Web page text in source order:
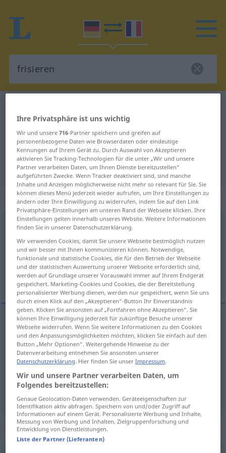
Deutsch-Französisch Übersetzung
für "frisieren"
"frisieren" Französisch Übersetzung
„frisieren“: transitives Verb
frisierenv/t
Übersicht aller Übersetzungen
(Für mehr Details die Übersetzung anklicken/antippen)
coiffer maquiller, gonfler
coiffer frisieren Haare
maquiller frisieren Zahlen, Bilanz
gonfler frisierenMotor
„frisieren“: reflexives Verb
Ihre Privatsphäre ist uns wichtig
Wir und unsere716-Partner speichern und greifen auf
personenbezogene Daten wie Browserdaten oder eindeutige
Kennungen auf Ihrem Gerät zu. Durch Auswahl von Akzeptieren
aktivieren Sie Tracking-Technologien für die unter „Wir und unsere
Partner verarbeiten Daten, um Ihnen Dienste bereitzustellen“
aufgeführten Zwecke. Wenn Tracker deaktiviert sind, sind manche
Inhalte und Anzeigen möglicherweise nicht mehr so relevant für Sie. Sie
können dieses Menü jederzeit wieder aufrufen, um Ihre Einstellungen zu
ändern oder Ihre Einwilligung zu widerrufen, indem Sie auf den Link
Privatsphäre-Einstellungen am unteren Rand der Webseite klicken. Ihre
Einstellungen gelten innerhalb unseres Website. Weitere Informationen
finden Sie in unserer Datenschutzerklärung.
Wir verwenden Cookies, damit Sie unsere Webseite bestmöglich nutzen
und wir besser mit Ihnen kommunizieren können. Notwendige,
funktionale und statistische Cookies, die für den Betrieb der Webseite
und der statistischen Auswertung unserer Webseite erforderlich sind,
werden auf Grundlage unserer Vorauswahl immer auf Ihrem Endgerät
gespeichert. Marketing-Cookies und Cookies, die der Bereitstellung
personalisierter Werbung dienen, werden nur gespeichert, wenn Sie uns
durch einen Klick auf den „Akzeptieren“-Button Ihr Einverständnis
geben. Klicken Sie ansonsten auf „Fortfahren ohne Akzeptieren“. Sie
können Ihre Einwilligung jederzeit für zukünftige Besuche unserer
Webseite widerrufen. Wenn Sie weitere Informationen zu den Cookies
und den Anpassungsmöglichkeiten möchten, klicken Sie einfach auf den
Button „Mehr Optionen“. Weitergehende Hinweise zu der
Datenverarbeitung entnehmen Sie ansonsten unserer
Datenschutzerklärung. Hier finden Sie unserImpressum.
Wir und unsere Partner verarbeiten Daten, um
Folgendes bereitzustellen:
Genaue Geolocation-Daten verwenden. Geräteeigenschaften zur
Identifikation aktiv abfragen. Speichern von und/oder Zugriff auf
Informationen auf einem Gerät. Personalisierte Werbung und Inhalte,
Messung von Werbung und Inhalten, Zielgruppenforschung und
Entwicklung von Dienstleistungen.
Liste der Partner (Lieferanten)